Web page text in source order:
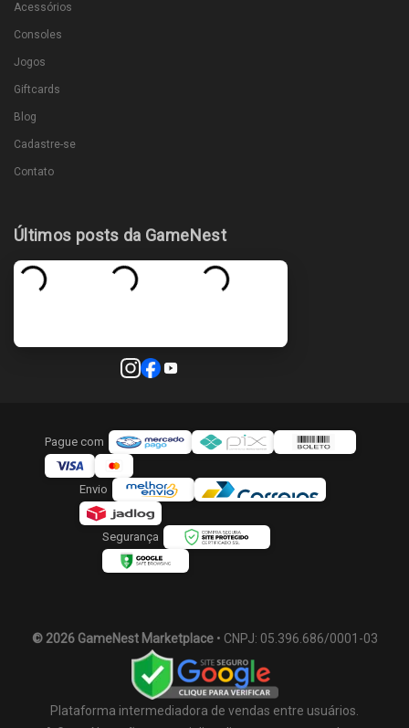
Acessórios
Consoles
Jogos
Giftcards
Blog
Cadastre-se
Contato
Últimos posts da GameNest
Pague com
Envio
Segurança
© 2026 GameNest Marketplace• CNPJ: 05.396.686/0001-03
Plataforma intermediadora de vendas entre usuários.